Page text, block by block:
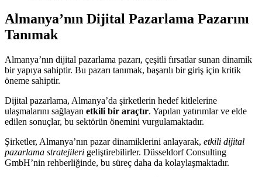
Almanya’nın Dijital Pazarlama Pazarını
Tanımak
Almanya’nın dijital pazarlama pazarı, çeşitli fırsatlar sunan dinamik
bir yapıya sahiptir. Bu pazarı tanımak, başarılı bir giriş için kritik
öneme sahiptir.
Dijital pazarlama, Almanya’da şirketlerin hedef kitlelerine
ulaşmalarını sağlayan etkili bir araçtır. Yapılan yatırımlar ve elde
edilen sonuçlar, bu sektörün önemini vurgulamaktadır.
Şirketler, Almanya’nın pazar dinamiklerini anlayarak, etkili dijital
pazarlama stratejileri geliştirebilirler. Düsseldorf Consulting
GmbH’nin rehberliğinde, bu süreç daha da kolaylaşmaktadır.